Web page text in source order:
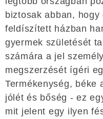
biztosak abban, hogy
feldíszített házban
gyermek születését
számára a jel
megszerzését ígéri
Termékenység, béke
jólét és bőség - ez
mit jelent egy ilyen